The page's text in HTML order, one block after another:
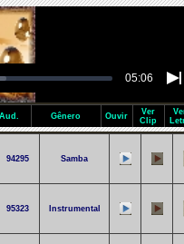
05:06
Aud. Gênero Ouvir
Ver
Clip
94295 Samba
95323 Instrumental